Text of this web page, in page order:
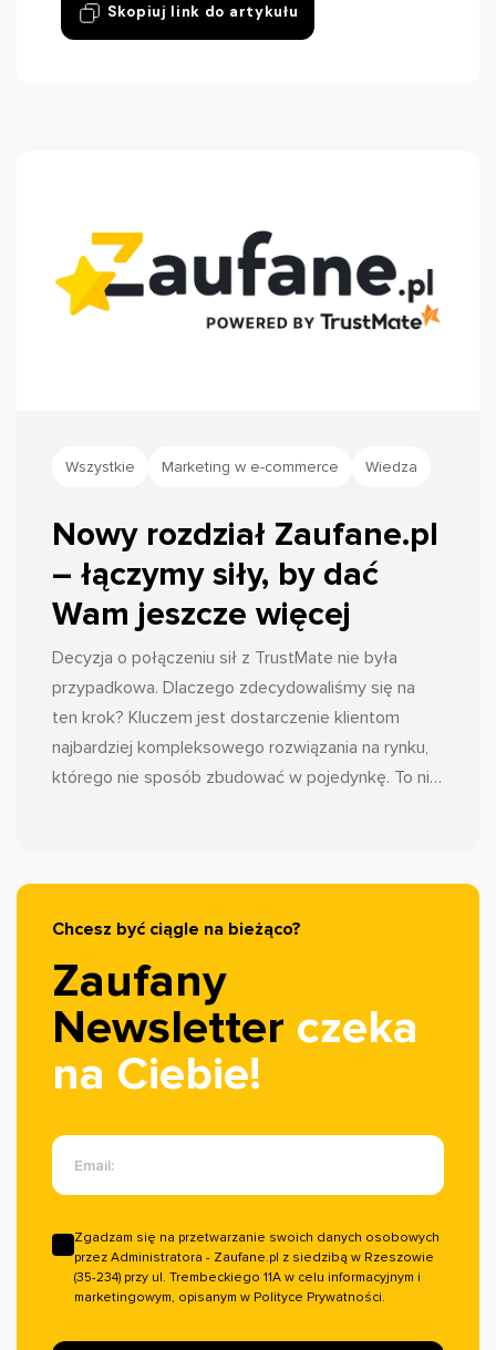
Skopiuj link do artykułu
Wszystkie Marketing w e-commerce Wiedza
Nowy rozdział Zaufane.pl
– łączymy siły, by dać
Wam jeszcze więcej
Decyzja o połączeniu sił z TrustMate nie była
przypadkowa. Dlaczego zdecydowaliśmy się na
ten krok? Kluczem jest dostarczenie klientom
najbardziej kompleksowego rozwiązania na rynku,
którego nie sposób zbudować w pojedynkę. To nie
klienci, stajecie się częścią największego
Chcesz być ciągle na bieżąco?
Zaufany
Newsletter czeka
na Ciebie!
Email:
Zgadzam się na przetwarzanie swoich danych osobowych
przez Administratora - Zaufane.pl z siedzibą w Rzeszowie
(35-234) przy ul. Trembeckiego 11A w celu informacyjnym i
marketingowym, opisanym w Polityce Prywatności.